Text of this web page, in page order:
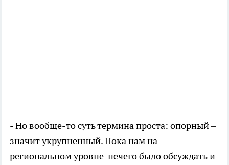
- Но вообще-то суть термина проста: опорный –
значит укрупненный. Пока нам на
региональном уровне нечего было обсуждать и